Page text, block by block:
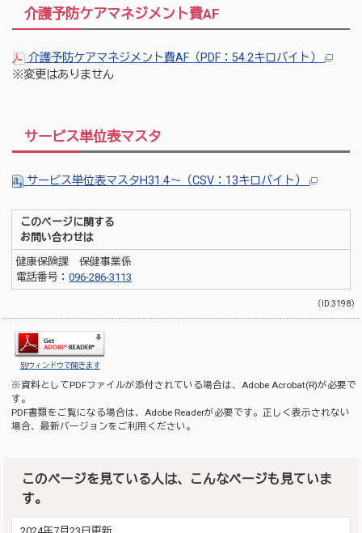
介護予防ケアマネジメント費AF
介護予防ケアマネジメント費AF（PDF：54.2キロバイト）
※変更はありません
サービス単位表マスタ
サービス単位表マスタH31.4〜（CSV：13キロバイト）
このページに関する
お問い合わせは
健康保険課 保健事業係
電話番号：096-286-3113
（ID:3198）
別ウィンドウで開きます
※資料としてPDFファイルが添付されている場合は、 Adobe Acrobat(R)が必要で
す。
PDF書類をご覧になる場合は、 Adobe Readerが必要です。正しく表示されない
場合、最新バージョンをご利用ください。
このページを見ている人は、こんなページも見ていま
す。